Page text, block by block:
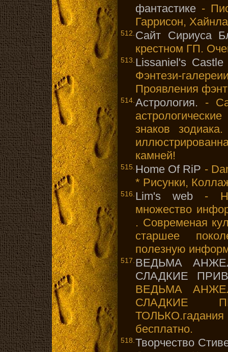
фантастике -
Гаррисон,
512. Сайт Сириуса
крестном ГП.
513. Lissaniel's
Фэнтези-
Проявления
514. Астрология. -
знаков
камней!
515. Home Of RiP -
* Рисунки,
516. Lim's web - На
множество
. Современая
старшее
полезную
517. ВЕДЬМА
СЛАДКИЕ
ВЕДЬМА
СЛАДКИЕ
бесплатно.
518. Творчество